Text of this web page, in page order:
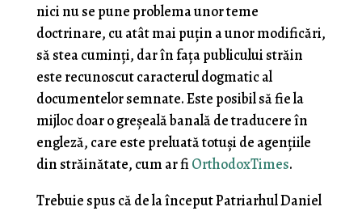
nici nu se pune problema unor teme
doctrinare, cu atât mai puțin a unor modificări,
să stea cuminți, dar în fața publicului străin
este recunoscut caracterul dogmatic al
documentelor semnate. Este posibil să fie la
mijloc doar o greșeală banală de traducere în
engleză, care este preluată totuși de agențiile
din străinătate, cum ar fiOrthodoxTimes.
Trebuie spus că de la început Patriarhul Daniel